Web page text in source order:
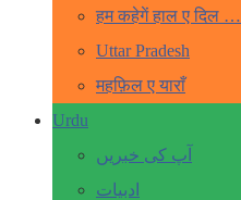
हम कहेगें हाल ए दिल …
Uttar Pradesh
महफ़िल ए याराँ
Urdu
آپ کی خبریں
ادبیات